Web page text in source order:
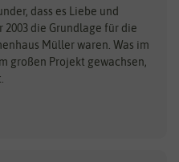
Feldsaaten Freudenberger
Fertil
Flora Elite
dass es Liebe und
2003 die Grundlage für die
Müller waren. Was im
großen Projekt gewachsen,